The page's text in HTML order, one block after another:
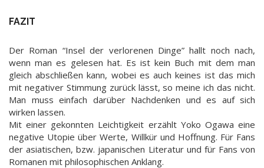
FAZIT
Der Roman “Insel der verlorenen Dinge” hallt noch nach,
wenn man es gelesen hat. Es ist kein Buch mit dem man
gleich abschließen kann, wobei es auch keines ist das mich
mit negativer Stimmung zurück lässt, so meine ich das nicht.
Man muss einfach darüber Nachdenken und es auf sich
wirken lassen.
Mit einer gekonnten Leichtigkeit erzählt Yoko Ogawa eine
negative Utopie über Werte, Willkür und Hoffnung. Für Fans
der asiatischen, bzw. japanischen Literatur und für Fans von
Romanen mit philosophischen Anklang.